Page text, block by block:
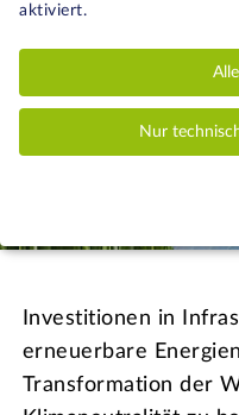
Investitionen in
erneuerbare
Transformation der
aktiviert.
Nur